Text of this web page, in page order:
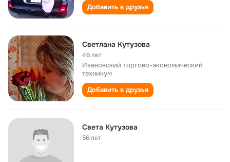
Добавить в друзья
Светлана Кутузова
46 лет
Ивановский торгово-экономический
техникум
Добавить в друзья
Света Кутузова
56 лет